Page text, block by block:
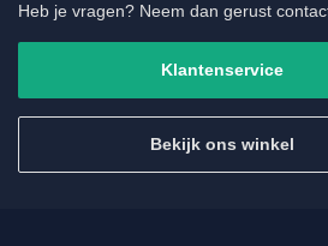
Heb je vragen? Neem dan gerust
Klantenservice
Bekijk ons winkel